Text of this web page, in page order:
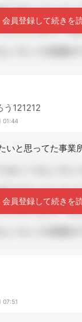
会員登録して続きを
う121212
01:44
会員登録して続きを
07:51